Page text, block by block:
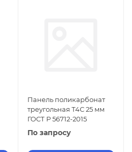
Панель поликарбонат
треугольная Т4С 25 мм
ГОСТ Р 56712-2015
По запросу